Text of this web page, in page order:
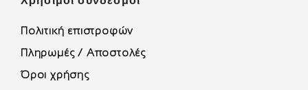
Πολιτική επιστροφών
Πληρωμές / Αποστολές
Όροι χρήσης